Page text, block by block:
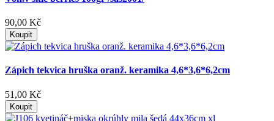
90,00 Kč
Koupit
Zápich tekvica hruška oranž. keramika 4,6*3,6*6,2cm
51,00 Kč
Koupit